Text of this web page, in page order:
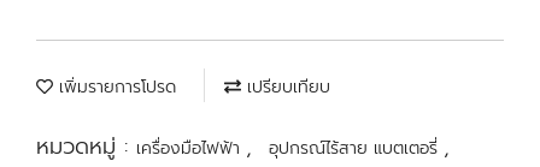
เพิ่มรายการโปรด เปรียบเทียบ
หมวดหมู่ : เครื่องมือไฟฟ้า , อุปกรณ์ไร้สาย แบตเตอรี่ ,